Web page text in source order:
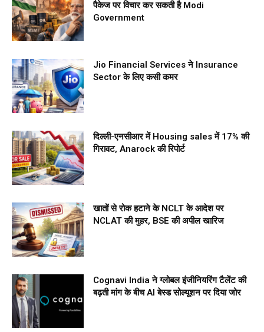
पैकेज पर विचार कर सकती है Modi
Government
Jio Financial Services ने Insurance
Sector के लिए कसी कमर
दिल्ली-एनसीआर में Housing sales में 17% की
गिरावट, Anarock की रिपोर्ट
खातों से रोक हटाने के NCLT के आदेश पर
NCLAT की मुहर, BSE की अपील खारिज
Cognavi India ने ग्लोबल इंजीनियरिंग टैलेंट की
बढ़ती मांग के बीच AI बेस्ड सोल्यूशन पर दिया जोर